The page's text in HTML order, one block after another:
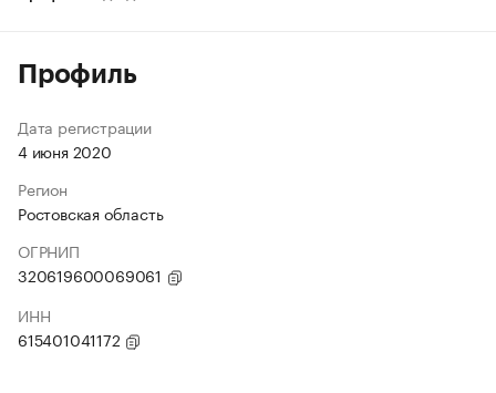
Профиль
Дата регистрации
4 июня 2020
Регион
Ростовская область
ОГРНИП
320619600069061
ИНН
615401041172